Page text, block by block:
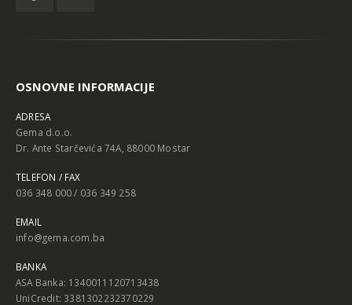
OSNOVNE INFORMACIJE
ADRESA
Gema d.o.o.
Dr. Ante Starčevića 74A, 88000 Mostar
TELEFON / FAX
036 348 000 / 036 349 258
EMAIL
info@gema.com.ba
BANKA
ASA Banka: 1340011120713438
UniCredit: 3381302232370229